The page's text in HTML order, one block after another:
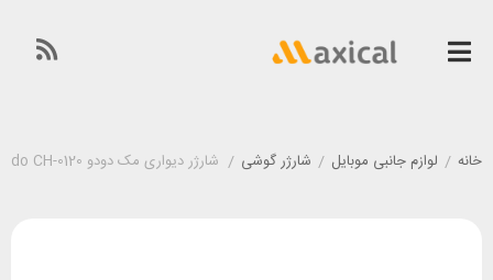
خانه / لوازم جانبی موبایل / شارژر گوشی / شارژر دیواری مک دودو McDodo CH-0120 توان ۱۰۰ وات